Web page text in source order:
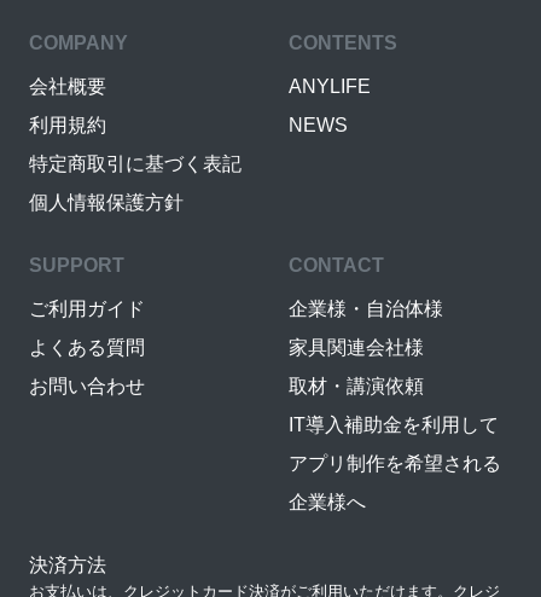
COMPANY
会社概要
利用規約
特定商取引に基づく表記
個人情報保護方針
CONTENTS
ANYLIFE
NEWS
SUPPORT
ご利用ガイド
よくある質問
お問い合わせ
CONTACT
企業様・自治体様
家具関連会社様
取材・講演依頼
IT導入補助金を利用して
アプリ制作を希望される
企業様へ
決済方法
お支払いは、クレジットカード決済がご利用いただけます。クレジ